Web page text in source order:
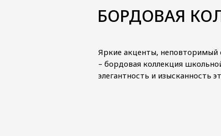
БОРДОВАЯ
Яркие акценты, неповторимый
– бордовая коллекция
элегантность и изысканность